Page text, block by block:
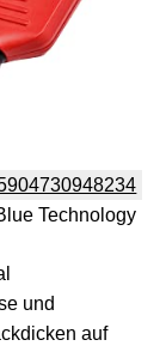
Technology
und
auf